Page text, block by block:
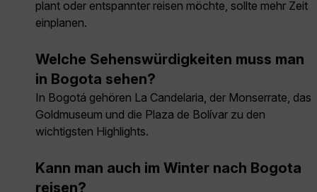
plant oder entspannter reisen möchte, sollte mehr Zeit
einplanen.
Welche Sehenswürdigkeiten muss man
in Bogota sehen?
In Bogotá gehören La Candelaria, der Monserrate, das
Goldmuseum und die Plaza de Bolívar zu den
wichtigsten Highlights.
Kann man auch im Winter nach Bogota
reisen?